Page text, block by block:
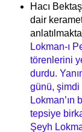
Hacı
dair
Lokman-ı
törenlerini
durdu.
günü,
tepsiye
Şeyh